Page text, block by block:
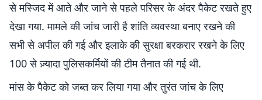
से मस्जिद में आते और जाने से पहले परिसर के अंदर पैकेट रखते हुए
देखा गया. मामले की जांच जारी है शांति व्यवस्था बनाए रखने की
सभी से अपील की गई और इलाके की सुरक्षा बरकरार रखने के लिए
100 से ज़्यादा पुलिसकर्मियों की टीम तैनात की गई थी.
मांस के पैकेट को जब्त कर लिया गया और तुरंत जांच के लिए